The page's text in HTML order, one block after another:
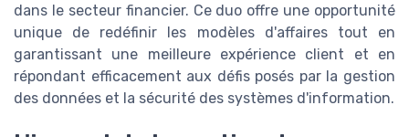
dans le secteur financier. Ce duo offre une opportunité
unique de redéfinir les modèles d'affaires tout en
garantissant une meilleure expérience client et en
répondant efficacement aux défis posés par la gestion
des données et la sécurité des systèmes d'information.